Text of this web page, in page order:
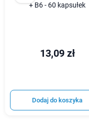
+ B6 - 60 kapsułek
13,09 zł
Dodaj do koszyka